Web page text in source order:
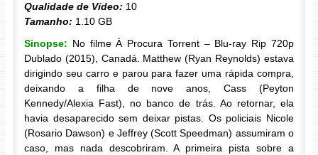
Qualidade de Vídeo: 10
Tamanho: 1.10 GB
Sinopse: No filme À Procura Torrent – Blu-ray Rip 720p
Dublado (2015), Canadá. Matthew (Ryan Reynolds) estava
dirigindo seu carro e parou para fazer uma rápida compra,
deixando a filha de nove anos, Cass (Peyton
Kennedy/Alexia Fast), no banco de trás. Ao retornar, ela
havia desaparecido sem deixar pistas. Os policiais Nicole
(Rosario Dawson) e Jeffrey (Scott Speedman) assumiram o
caso, mas nada descobriram. A primeira pista sobre a